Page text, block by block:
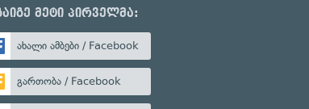
მეტი პირველმა:
ახალი ამბები / Facebook
გართობა / Facebook